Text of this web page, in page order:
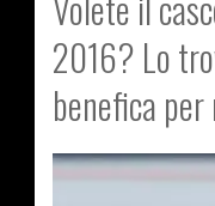
2016? Lo
benefica